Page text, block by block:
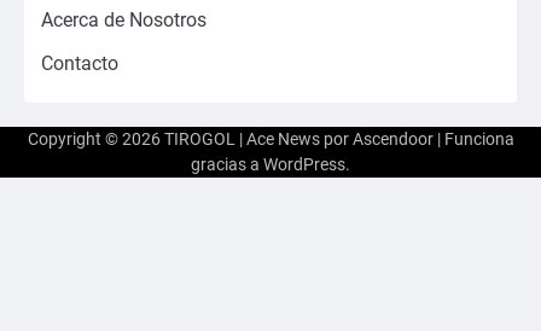
Acerca de Nosotros
Contacto
Copyright © 2026TIROGOL| Ace News porAscendoor| Funciona
gracias a WordPress.